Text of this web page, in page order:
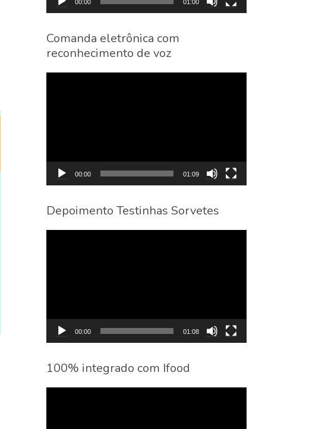
00:00 01:00
Comanda eletrônica com
reconhecimento de voz
00:00 01:09
Depoimento Testinhas Sorvetes
00:00 01:08
100% integrado com Ifood